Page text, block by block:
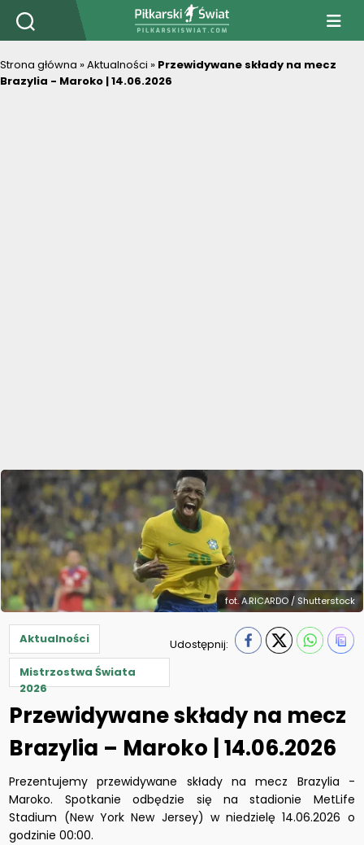
PiłkarskiSwiat.com
Strona główna »Aktualności » Przewidywane składy na mecz
Brazylia - Maroko | 14.06.2026
fot. A.RICARDO / Shutterstock
Aktualności
Mistrzostwa Świata
2026
Udostępnij:
Przewidywane składy na mecz
Brazylia – Maroko | 14.06.2026
Prezentujemy przewidywane składy na mecz Brazylia -
Maroko. Spotkanie odbędzie się na stadionie MetLife
Stadium (New York New Jersey) w niedzielę 14.06.2026 o
godzinie 00:00.